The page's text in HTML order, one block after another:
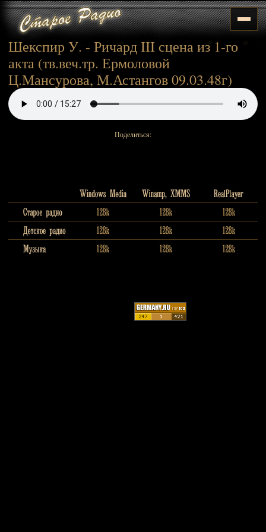
Шекспир У. - Ричард III сцена из 1-го
акта (тв.веч.тр. Ермоловой
Ц.Мансурова, М.Астангов 09.03.48г)
Поделиться: